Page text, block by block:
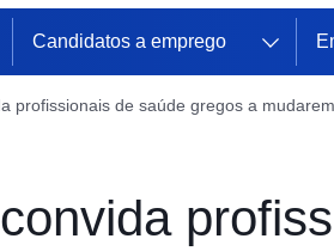
Candidatos a emprego
profissionais de saúde gregos a